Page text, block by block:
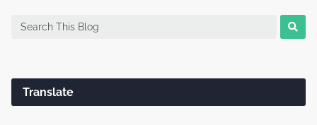
Translate